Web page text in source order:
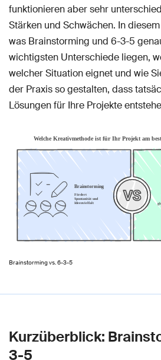
funktionieren aber sehr
Stärken und Schwächen. In
was Brainstorming und 6-3-5
wichtigsten Unterschiede liegen,
welcher Situation eignet und wie
der Praxis so gestalten, dass
Lösungen für Ihre Projekte
Brainstorming vs. 6-3-5
Kurzüberblick:
3-5